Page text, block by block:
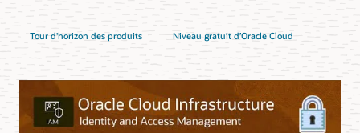
Tour d'horizon des produits Niveau gratuit d’Oracle Cloud